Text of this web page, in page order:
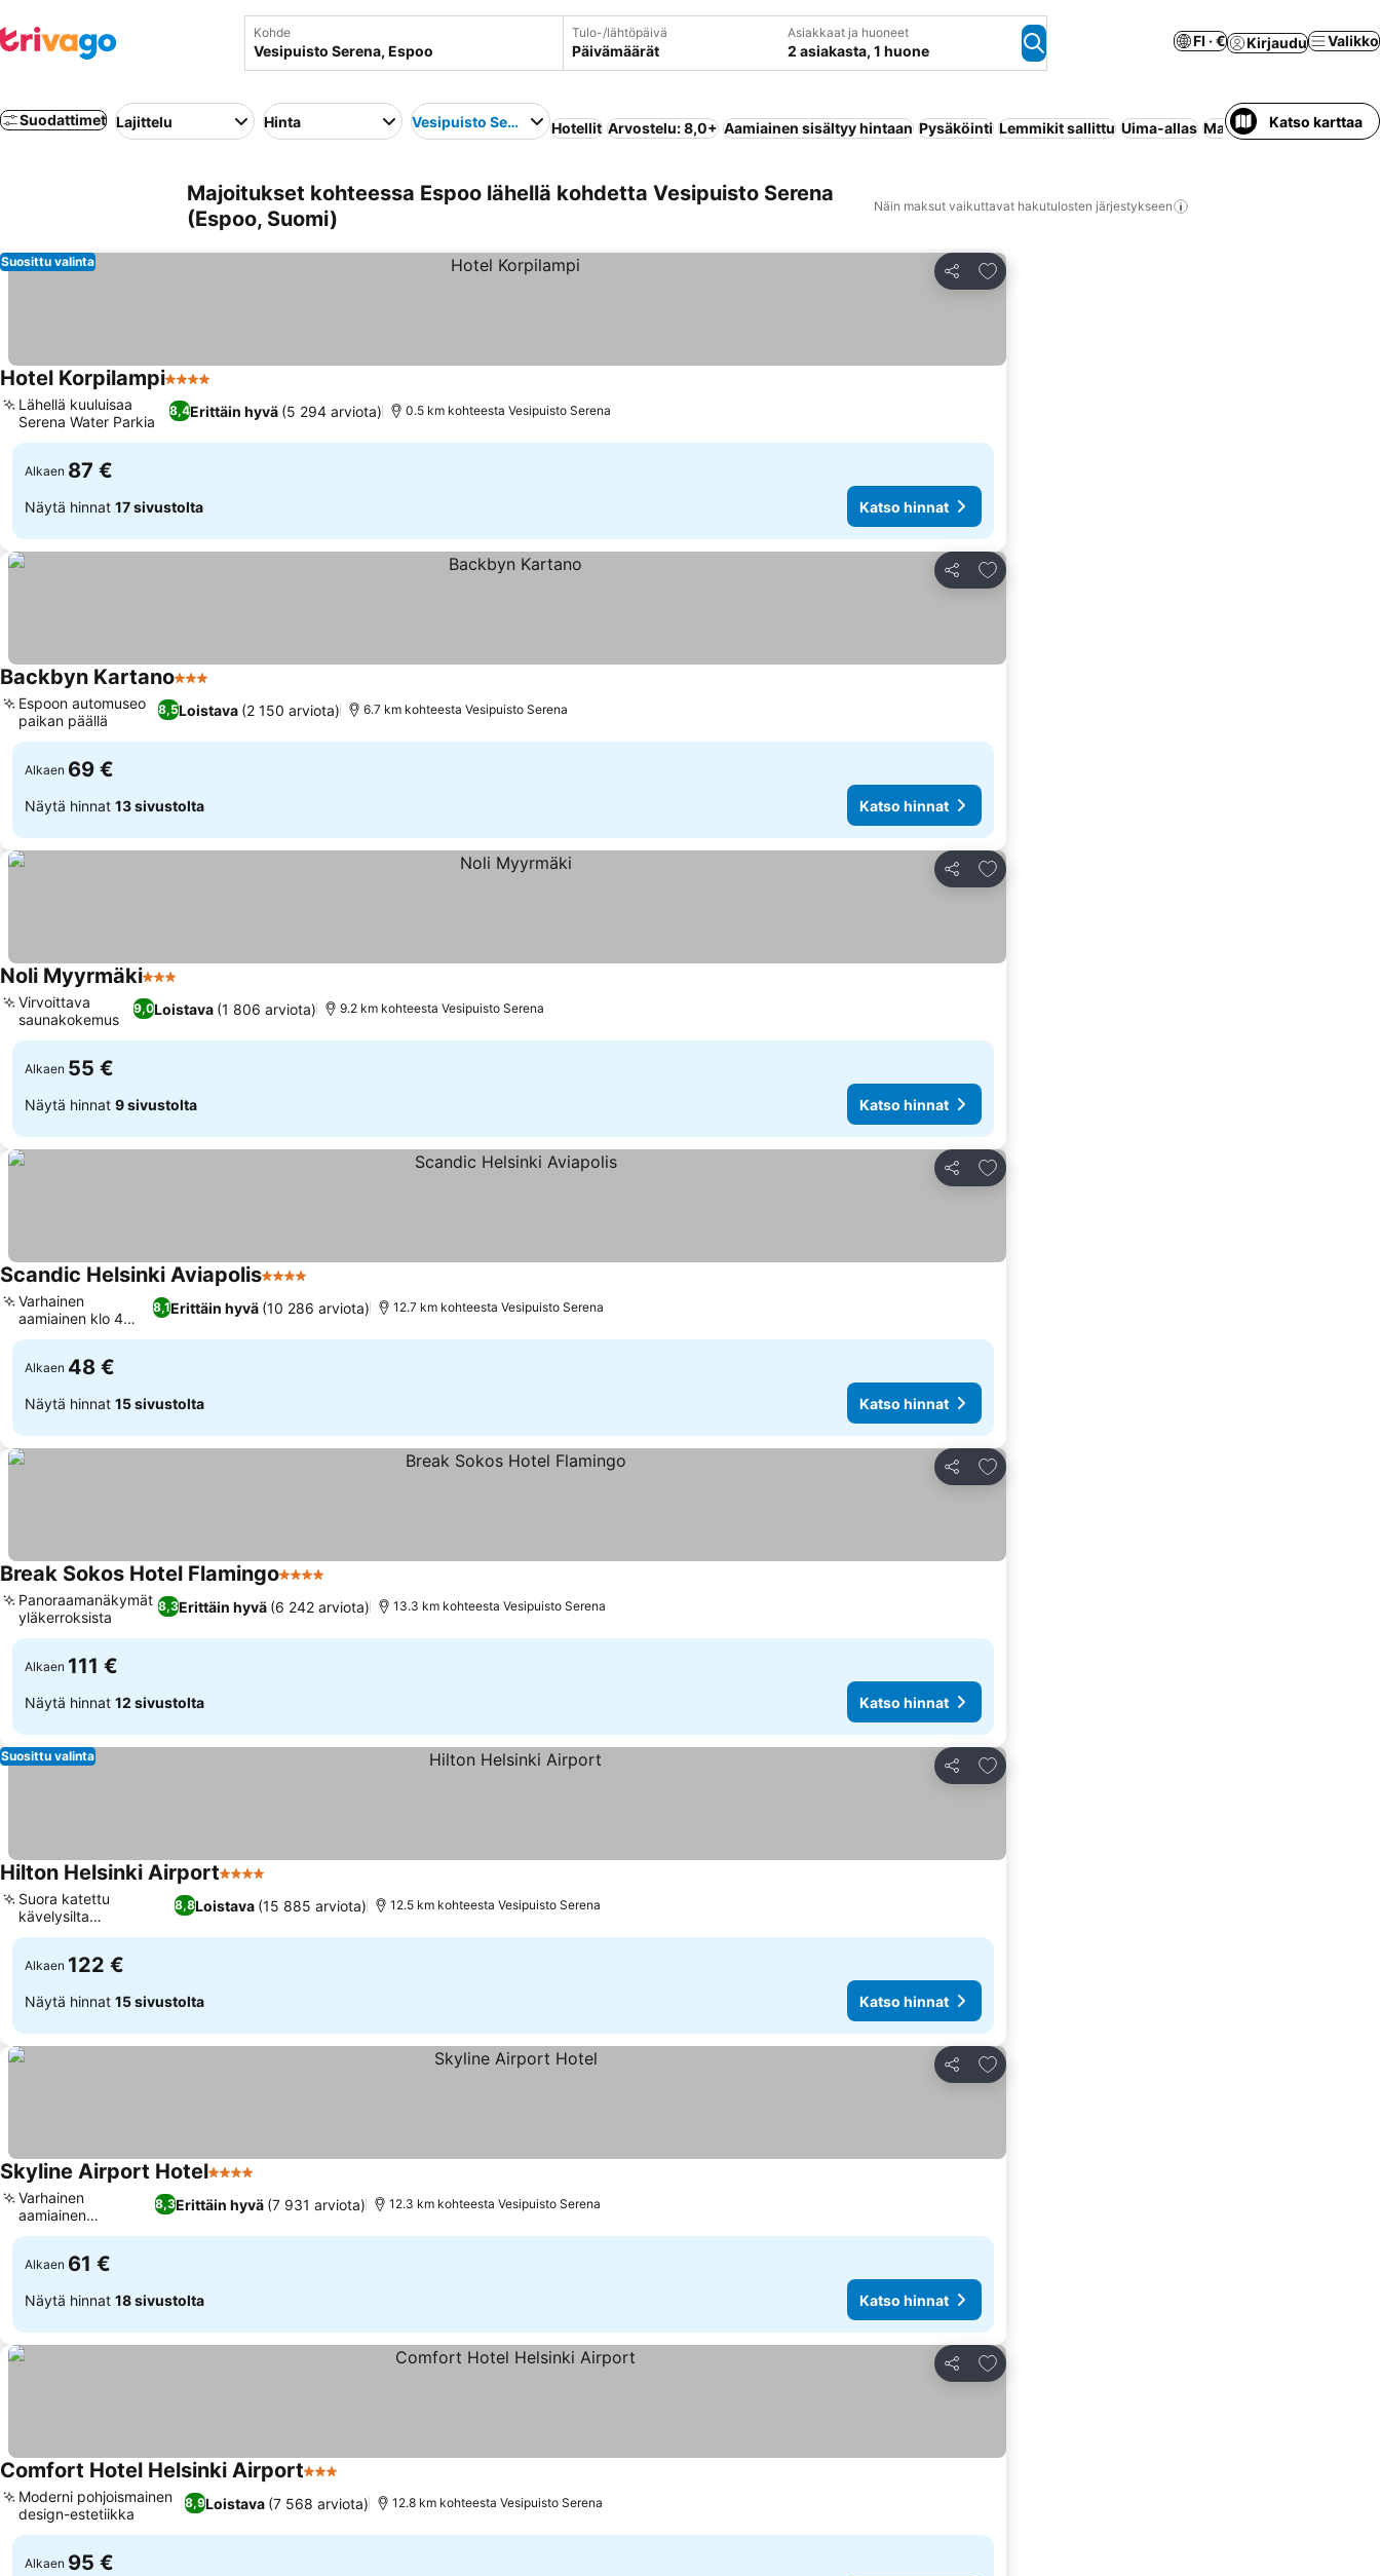
Kohde Tulo-/lähtöpäivä
Päivämäärät
Asiakkaat ja huoneet
2 asiakasta, 1 huone
FI · € Kirjaudu Valikko
Suodattimet Lajittelu Hinta Vesipuisto Serena Hotellit Arvostelu: 8,0+ Aamiainen sisältyy hintaan Pysäköinti Lemmikit sallittu Uima-allas Maksuton peruutus
Katso karttaa
Majoitukset kohteessa Espoo lähellä kohdetta Vesipuisto Serena
(Espoo, Suomi)
Näin maksut vaikuttavat hakutulosten järjestykseen
Jaa
Lisää suosikkeihin
Suosittu valinta
Hotel Korpilampi4 Tähtiluokitus
8,4Erittäin hyvä (5 294 arviota)
Lähellä kuuluisaa
Serena Water Parkia
0.5 km kohteesta Vesipuisto Serena
Alkaen 87 €
Näytä hinnat 17 sivustolta Katso hinnat
Jaa
Lisää suosikkeihin
Backbyn Kartano3 Tähtiluokitus
8,5Loistava (2 150 arviota)
Espoon automuseo
paikan päällä
6.7 km kohteesta Vesipuisto Serena
Alkaen 69 €
Näytä hinnat 13 sivustolta Katso hinnat
Jaa
Lisää suosikkeihin
Noli Myyrmäki3 Tähtiluokitus
9,0Loistava (1 806 arviota)
Virvoittava
saunakokemus
9.2 km kohteesta Vesipuisto Serena
Alkaen 55 €
Näytä hinnat 9 sivustolta Katso hinnat
Jaa
Lisää suosikkeihin
Scandic Helsinki Aviapolis4 Tähtiluokitus
8,1Erittäin hyvä (10 286 arviota)
Varhainen
aamiainen klo 4
alkaen
12.7 km kohteesta Vesipuisto Serena
Alkaen 48 €
Näytä hinnat 15 sivustolta Katso hinnat
Jaa
Lisää suosikkeihin
Break Sokos Hotel Flamingo4 Tähtiluokitus
8,3Erittäin hyvä (6 242 arviota)
Panoraamanäkymät
yläkerroksista
13.3 km kohteesta Vesipuisto Serena
Alkaen 111 €
Näytä hinnat 12 sivustolta Katso hinnat
Jaa
Lisää suosikkeihin
Suosittu valinta
Hilton Helsinki Airport4 Tähtiluokitus
8,8Loistava (15 885 arviota)
Suora katettu
kävelysilta
lentokentälle
12.5 km kohteesta Vesipuisto Serena
Alkaen 122 €
Näytä hinnat 15 sivustolta Katso hinnat
Jaa
Lisää suosikkeihin
Skyline Airport Hotel4 Tähtiluokitus
8,3Erittäin hyvä (7 931 arviota)
Varhainen
aamiainen
matkustajille
12.3 km kohteesta Vesipuisto Serena
Alkaen 61 €
Näytä hinnat 18 sivustolta Katso hinnat
Jaa
Lisää suosikkeihin
Comfort Hotel Helsinki Airport3 Tähtiluokitus
8,9Loistava (7 568 arviota)
Moderni pohjoismainen
design-estetiikka
12.8 km kohteesta Vesipuisto Serena
Alkaen 95 €